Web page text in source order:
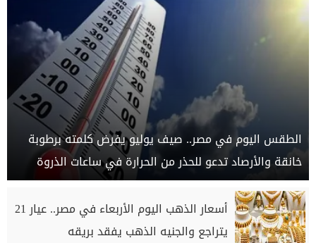
الطقس اليوم في مصر.. صيف يوليو يفرض كلمته برطوبة
خانقة والأرصاد تدعو للحذر من الحرارة في ساعات الذروة
أسعار الذهب اليوم الأربعاء في مصر.. عيار 21
يتراجع والجنيه الذهب يفقد بريقه